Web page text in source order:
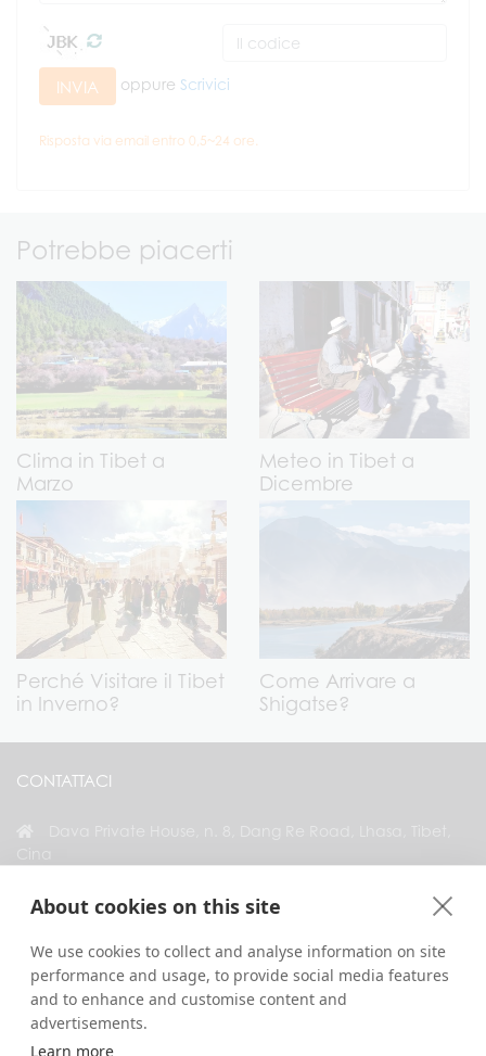
About cookies on this site
We use cookies to collect and analyse information on site
performance and usage, to provide social media features
and to enhance and customise content and
advertisements.
Learn more
INVIA oppure Scrivici
Risposta via email entro 0,5~24 ore.
Potrebbe piacerti
Clima in Tibet a
Marzo
Meteo in Tibet a
Dicembre
Perché Visitare il Tibet
in Inverno?
Come Arrivare a
Shigatse?
CONTATTACI
COLLEGATI CON NOI